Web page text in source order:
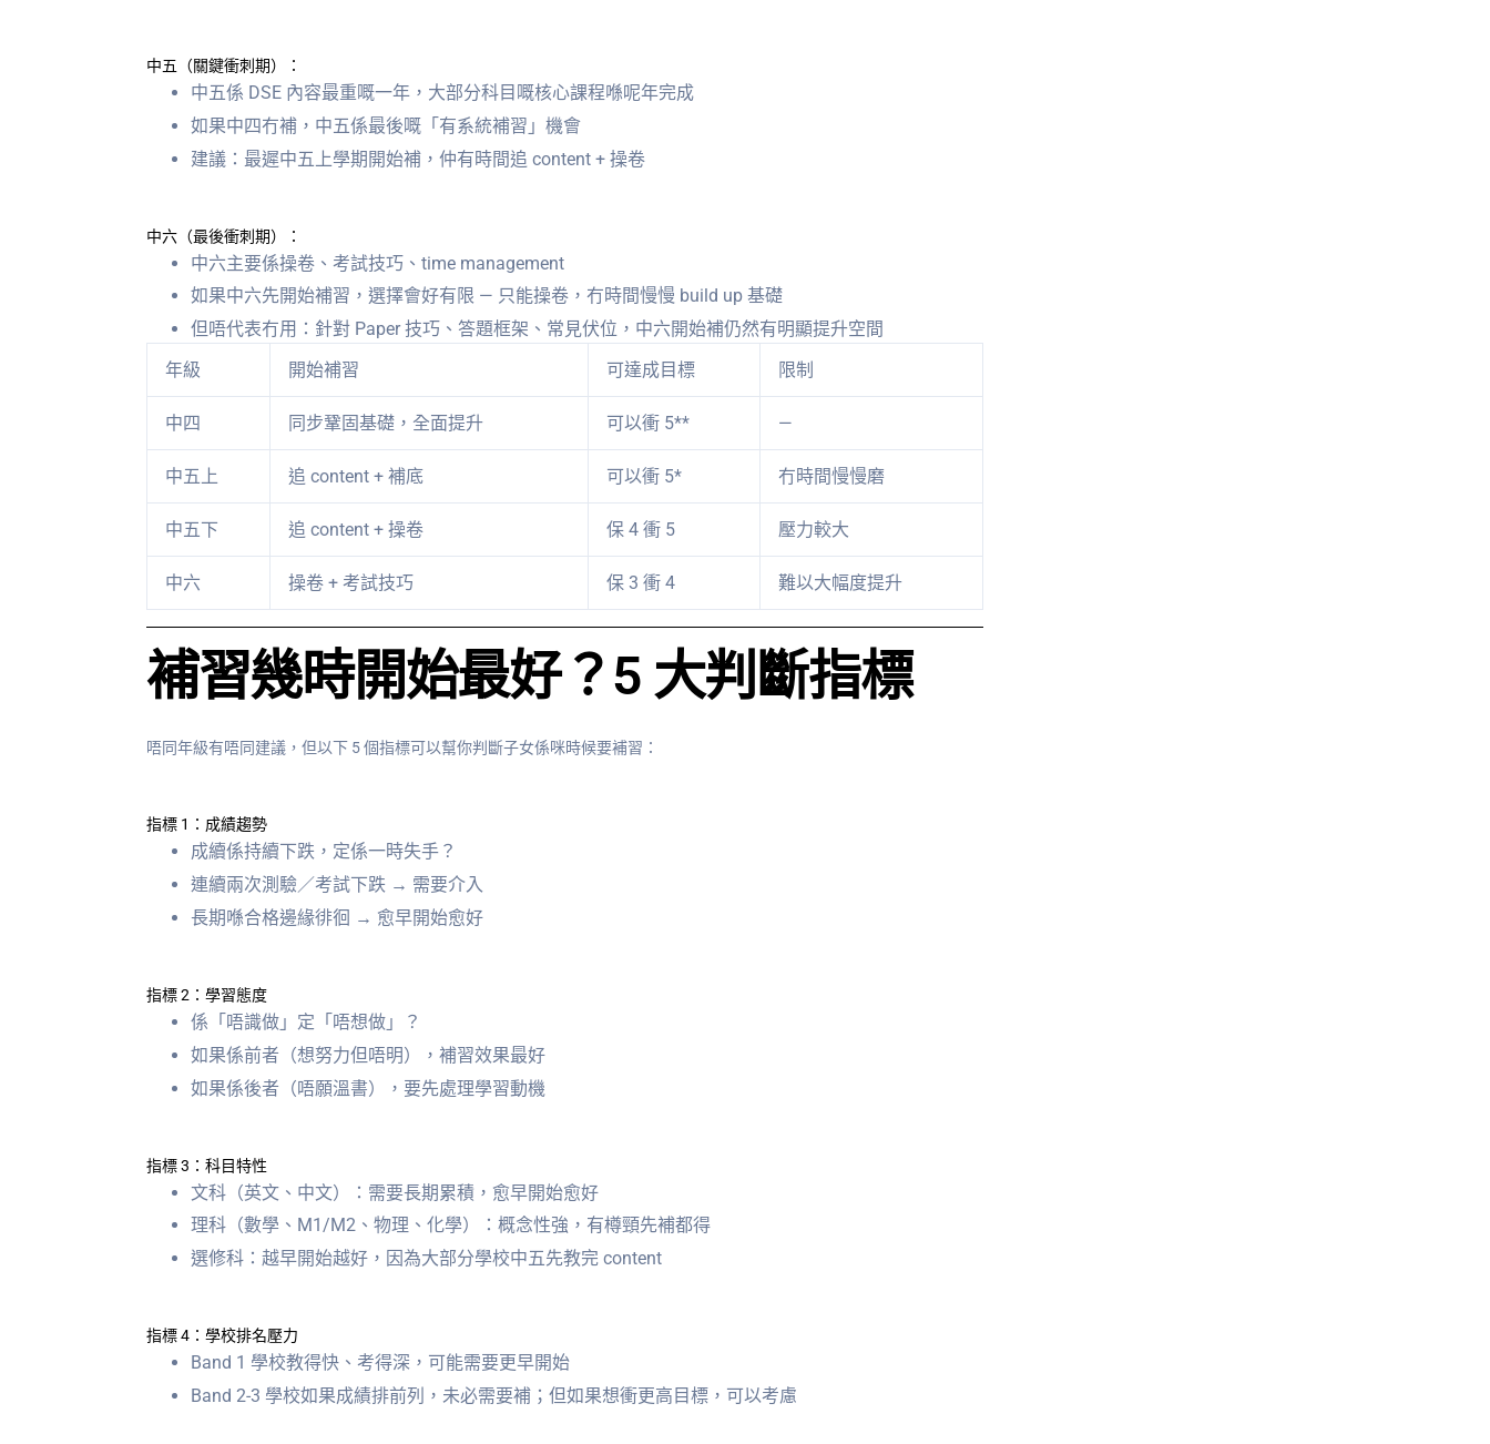
中五（關鍵衝刺期）：
中五係 DSE 內容最重嘅一年，大部分科目嘅核心課程喺呢年完成
如果中四冇補，中五係最後嘅「有系統補習」機會
建議：最遲中五上學期開始補，仲有時間追 content + 操卷
中六（最後衝刺期）：
中六主要係操卷、考試技巧、time management
如果中六先開始補習，選擇會好有限 — 只能操卷，冇時間慢慢 build up 基礎
但唔代表冇用：針對 Paper 技巧、答題框架、常見伏位，中六開始補仍然有明顯提升空間
年級
開始補習 可達成目標 限制
中四 同步鞏固基礎，全面提升 可以衝 5** —
中五上 追 content + 補底 可以衝 5* 冇時間慢慢磨
中五下 追 content + 操卷 保 4 衝 5 壓力較大
中六 操卷 + 考試技巧 保 3 衝 4 難以大幅度提升
補習幾時開始最好？5 大判斷指標
唔同年級有唔同建議，但以下 5 個指標可以幫你判斷子女係咪時候要補習：
指標 1：成績趨勢
成續係持續下跌，定係一時失手？
連續兩次測驗／考試下跌 → 需要介入
長期喺合格邊緣徘徊 → 愈早開始愈好
指標 2：學習態度
係「唔識做」定「唔想做」？
如果係前者（想努力但唔明），補習效果最好
如果係後者（唔願溫書），要先處理學習動機
指標 3：科目特性
文科（英文、中文）：需要長期累積，愈早開始愈好
理科（數學、M1/M2、物理、化學）：概念性強，有樽頸先補都得
選修科：越早開始越好，因為大部分學校中五先教完 content
指標 4：學校排名壓力
Band 1 學校教得快、考得深，可能需要更早開始
Band 2-3 學校如果成績排前列，未必需要補；但如果想衝更高目標，可以考慮